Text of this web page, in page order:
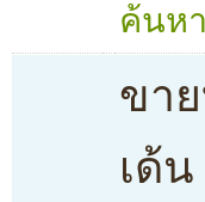
ค้นห
ขา
เด้